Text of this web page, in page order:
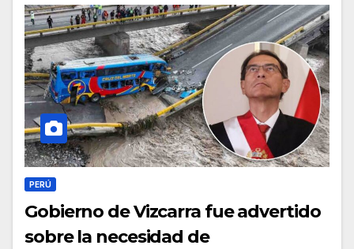
PERÚ
Gobierno de Vizcarra fue advertido
sobre la necesidad de